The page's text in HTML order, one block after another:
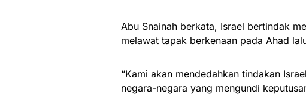
Abu Snainah berkata, Israel bertindak
melawat tapak berkenaan pada Ahad
“Kami akan mendedahkan tindakan
negara-negara yang mengundi